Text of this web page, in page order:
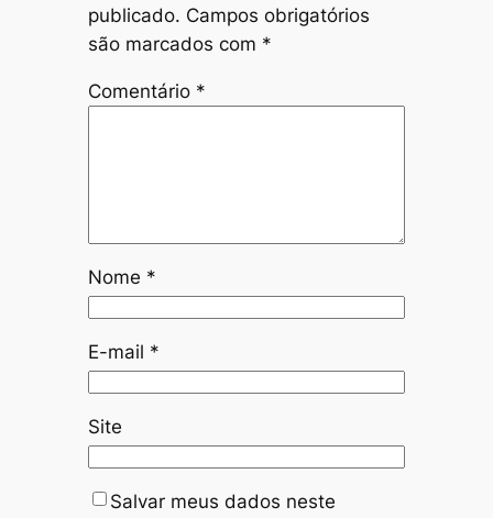
publicado. Campos obrigatórios
são marcados com *
Comentário *
Nome *
E-mail *
Site
Salvar meus dados neste